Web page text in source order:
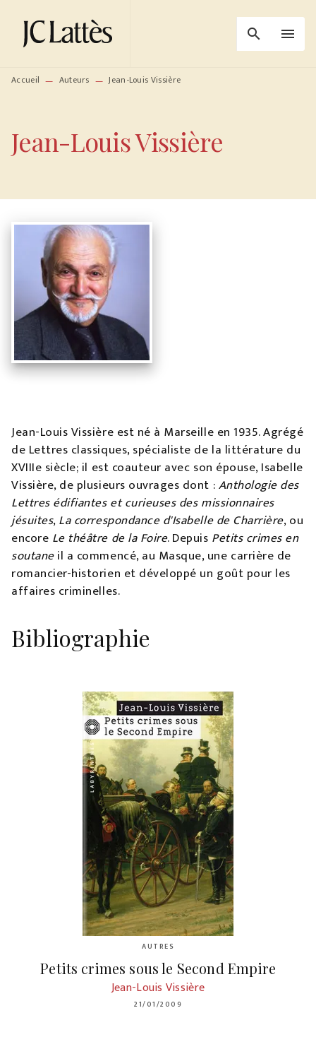
MENU RECHERCHE
PIED DE PAGE
search menu
Accueil — Auteurs — Jean-Louis Vissière
Jean-Louis Vissière
Jean-Louis Vissière est né à Marseille en 1935. Agrégé
de Lettres classiques, spécialiste de la littérature du
XVIIIe siècle; il est coauteur avec son épouse, Isabelle
Vissière, de plusieurs ouvrages dont :Anthologie des
Lettres édifianteset curieuses des missionnaires
jésuites,La correspondance d'Isabelle de Charrière, ou
encore Le théâtre de la Foire. Depuis Petits crimes en
soutaneil a commencé, au Masque, une carrière de
romancier-historien et développé un goût pour les
affaires criminelles.
Bibliographie
AUTRES
Petits crimes sous le Second Empire
Jean-Louis Vissière
21/01/2009